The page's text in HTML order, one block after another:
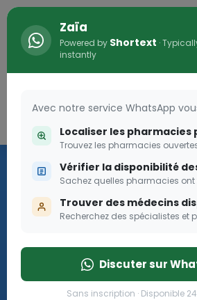
Les aides
Dream
Les aides sociales Pharma Dream, des
Go
Zaïa
Powered by Shortext ·
instantly
Avec notre service WhatsApp
Localiser les pharmacies
Trouvez les pharmacies
Vérifier la disponibilité
Sachez quelles pharmacies
Trouver des médecins
Recherchez des spécialistes et
Discuter sur
Sans inscription · Disponible